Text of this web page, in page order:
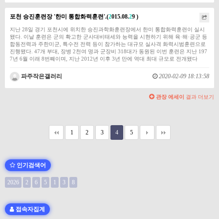
포천 승진훈련장 '한미 통합화력훈련'.(2015.08.29 )
지난 28일 경기 포천시에 위치한 승진과학화훈련장에서 한미 통합화력훈련이 실시
됐다. 이날 훈련은 군의 확고한 군사대비태세와 능력을 시현하기 위해 육·해·공군 등
합동전력과 주한미군, 특수전 전력 등이 참가하는 대규모 실사격 화력시범훈련으로
진행됐다. 47개 부대, 장병 2천여 명과 군장비 318대가 동원된 이번 훈련은 지난 197
7년 6월 이래 8번째이며, 지난 2012년 이후 3년 만에 역대 최대 규모로 전개됐다
파주작은갤러리 2020-02-09 18:13:58
관장 에세이 결과 더보기
1 2 3 4 5
인기검색어
2026 2 6 5 1 3 8
접속자집계